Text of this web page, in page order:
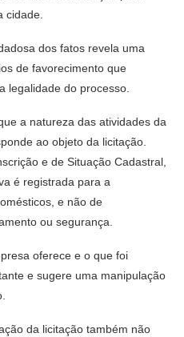
cidade.
dos fatos revela uma
de favorecimento que
legalidade do processo.
a natureza das atividades da
ao objeto da licitação.
e de Situação Cadastral,
é registrada para a
e não de
ou segurança.
oferece e o que foi
e sugere uma manipulação
da licitação também não